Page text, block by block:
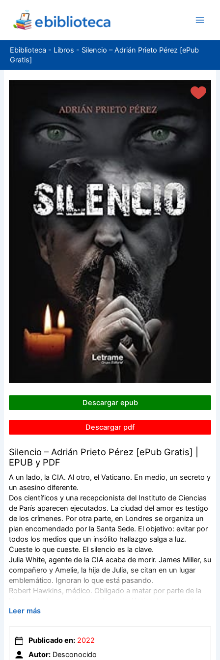
contenido
Ebiblioteca - Libros - Silencio – Adrián Prieto Pérez [ePub
Gratis]
Descargar epub
Descargar pdf
Silencio – Adrián Prieto Pérez [ePub Gratis] |
EPUB y PDF
A un lado, la CIA. Al otro, el Vaticano. En medio, un secreto y
un asesino diferente.
Dos científicos y una recepcionista del Instituto de Ciencias
de París aparecen ejecutados. La ciudad del amor es testigo
de los crímenes. Por otra parte, en Londres se organiza un
plan encomendado por la Santa Sede. El objetivo: evitar por
todos los medios que un insólito hallazgo salga a luz.
Cueste lo que cueste. El silencio es la clave.
Julia White, agente de la CIA acaba de morir. James Miller, su
compañero y Amelie, la hija de Julia, se citan en un lugar
emblemático. Ignoran lo que está pasando.
Robert Hawkins, médico. Obligado a matar por parte de la
y, en especial, el Cuervo, saben algo que la mayoría
Individuos coaccionados por su pasado, atrapados entre el
silencio y el desvelo. Perversos ojos clavados en espaladas
Leer más
Publicado en: 2022
Autor: Desconocido